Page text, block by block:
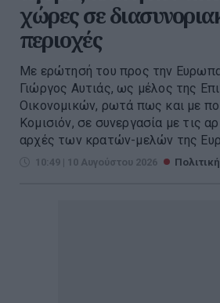
χώρες σε
περιοχές
Με ερώτησή του προς την
Γιώργος Αυτιάς, ως μέλος της
Οικονομικών, ρωτά πως και με
Κομισιόν, σε συνεργασία με τις
αρχές των κρατών-μελών της
10:49 | 10 Αυγούστου 2026 Πολιτική